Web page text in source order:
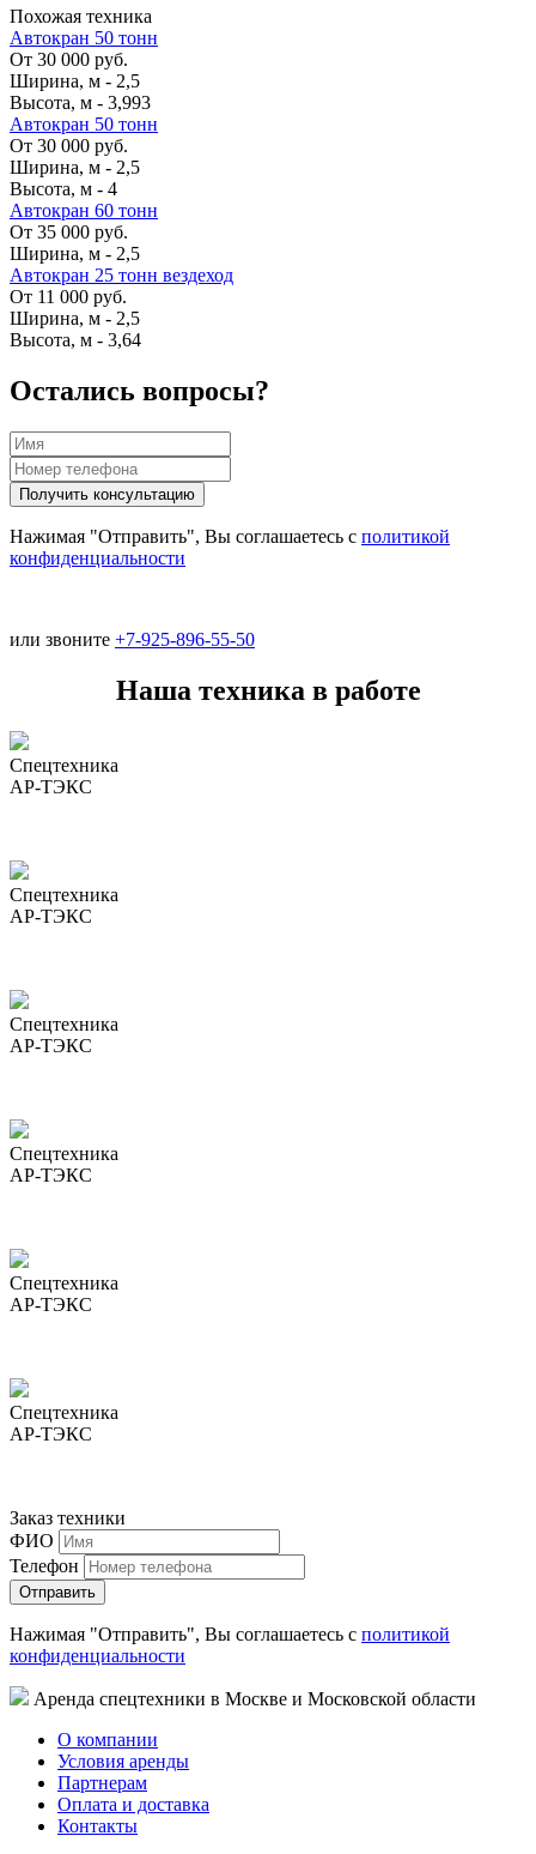
Похожая техника
Автокран 50 тонн
От 30 000 руб.
Ширина, м - 2,5
Высота, м - 3,993
Автокран 50 тонн
От 30 000 руб.
Ширина, м - 2,5
Высота, м - 4
Автокран 60 тонн
От 35 000 руб.
Ширина, м - 2,5
Автокран 25 тонн вездеход
От 11 000 руб.
Ширина, м - 2,5
Высота, м - 3,64
Остались вопросы?
Нажимая "Отправить", Вы соглашаетесь с политикой
конфиденциальности
или звоните +7-925-896-55-50
Наша техника в работе
Спецтехника
АР-ТЭКС
Спецтехника
АР-ТЭКС
Спецтехника
АР-ТЭКС
Спецтехника
АР-ТЭКС
Спецтехника
АР-ТЭКС
Спецтехника
АР-ТЭКС
Заказ техники
ФИО
Телефон
Нажимая "Отправить", Вы соглашаетесь с политикой
конфиденциальности
Аренда спецтехники в Москве и Московской области
О компании
Условия аренды
Партнерам
Оплата и доставка
Контакты